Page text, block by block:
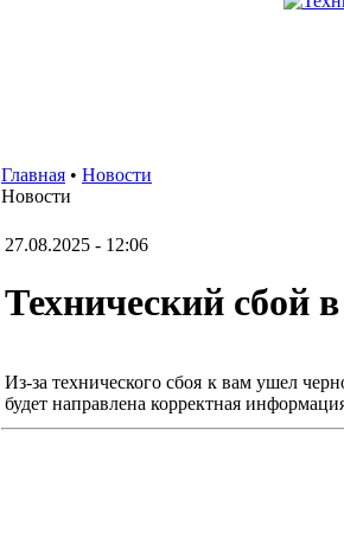
Главная • Новости
Новости
27.08.2025 - 12:06
Технический сбой
Из-за технического сбоя к вам ушел
будет направлена корректная